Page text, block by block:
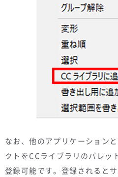
なお、他のアプリケーション
クトをCCライブラリのパレッ
登録可能です。登録されると